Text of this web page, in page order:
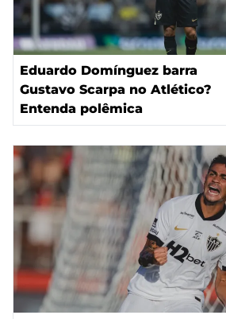
Eduardo Domínguez barra
Gustavo Scarpa no Atlético?
Entenda polêmica